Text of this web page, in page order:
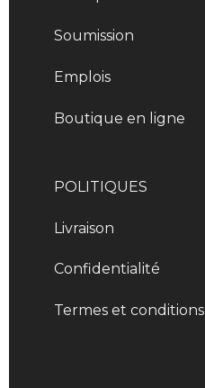
Soumission
Emplois
Boutique en ligne
POLITIQUES
Livraison
Confidentialité
Termes et conditions